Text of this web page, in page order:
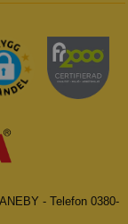
- Telefon 0380-